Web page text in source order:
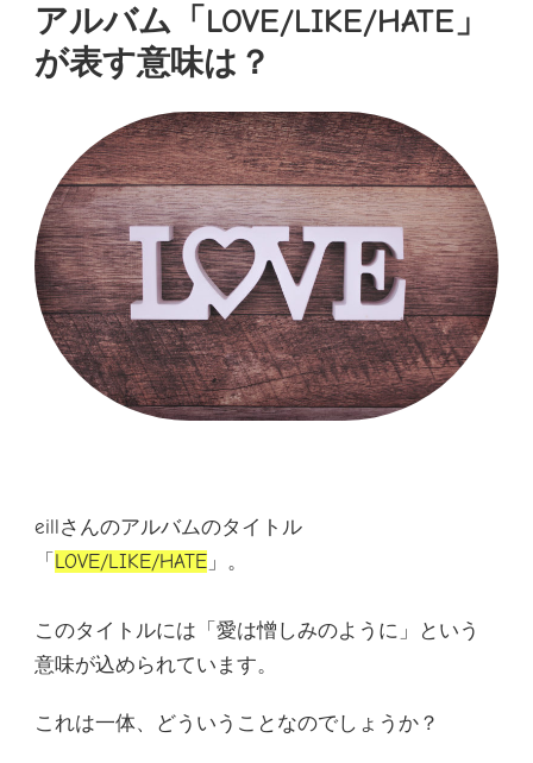
アルバム「LOVE/LIKE/HATE」
が表す意味は？
eillさんのアルバムのタイトル
「 LOVE/LIKE/HATE 」。
このタイトルには「愛は憎しみのように」という
意味が込められています。
これは一体、どういうことなのでしょうか？